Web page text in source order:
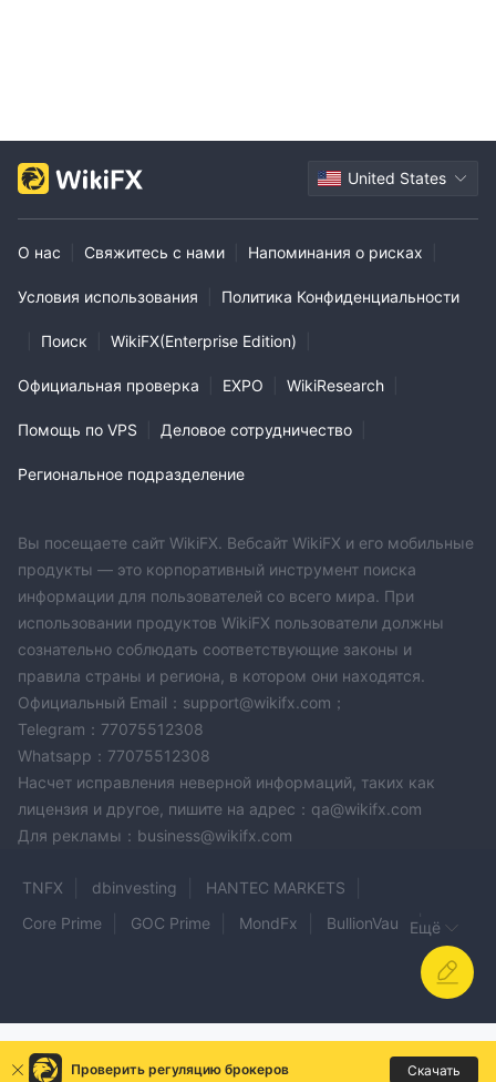
United States
О нас Свяжитесь с нами Напоминания о рисках
Условия использования Политика Конфиденциальности
Поиск WikiFX(Enterprise Edition)
Официальная проверка EXPO WikiResearch
Помощь по VPS Деловое сотрудничество
Региональное подразделение
Вы посещаете сайт WikiFX. Вебсайт WikiFX и его мобильные
продукты — это корпоративный инструмент поиска
информации для пользователей со всего мира. При
использовании продуктов WikiFX пользователи должны
сознательно соблюдать соответствующие законы и
правила страны и региона, в котором они находятся.
Официальный Email：support@wikifx.com；
Telegram：77075512308
Whatsapp：77075512308
Насчет исправления неверной информаций, таких как
лицензия и другое, пишите на адрес：qa@wikifx.com
Для рекламы：business@wikifx.com
TNFX dbinvesting
HANTEC MARKETS
Core Prime
GOC Prime MondFx
BullionVault
Asia Trade Point Futures
WinFxTrade
Automata FX
Alpha Forex Trading
FX Fair
ANEECAPITAL
TransAct Futures
Ещё
Проверить регуляцию брокеров Скачать